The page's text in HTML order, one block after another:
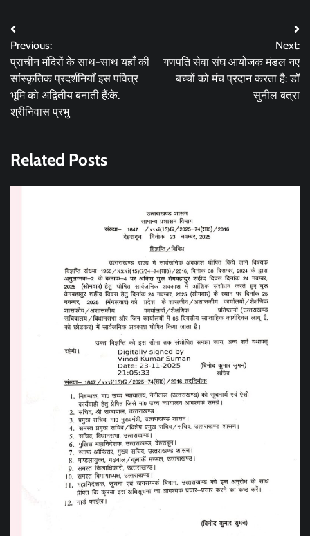
Post
navigation
Previous:
प्राचीन मंदिरों के साथ-साथ यहाँ की
सांस्कृतिक प्रदर्शनियाँ इस पवित्र
भूमि को अद्वितीय बनाती हैं:के.
श्रीनिवास प्रभु
Next:
गणपति सेवा संघ आयोजक मंडल नए
बच्चों को मंच प्रदान करता है: डॉ
सुनील बत्रा
Related Posts